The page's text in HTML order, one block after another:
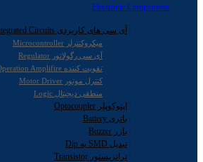
Electronic Components
آی سی های کاربردی Integrated Circuits
میکروکنترلر Microcontroller
آی سی رگولاتور Regulator
تقویت کننده Operation Amplifire
کنترل موتور Motor Driver
منطقی دیجیتال Logic
اپتوکوپلر Optocoupler
باتری Battery
بازر Buzzer
تبدیل SMD به Dip
ترانزیستور Transistor